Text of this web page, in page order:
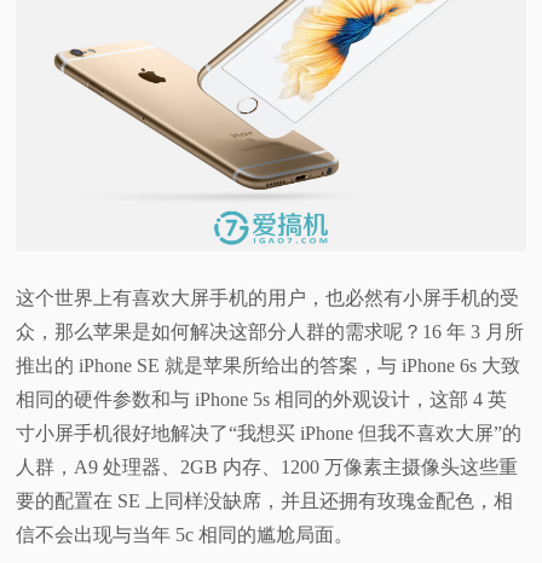
这个世界上有喜欢大屏手机的用户，也必然有小屏手机的受
众，那么苹果是如何解决这部分人群的需求呢？16 年 3 月所
推出的 iPhone SE 就是苹果所给出的答案，与 iPhone 6s 大致
相同的硬件参数和与 iPhone 5s 相同的外观设计，这部 4 英
寸小屏手机很好地解决了“我想买 iPhone 但我不喜欢大屏”的
人群，A9 处理器、2GB 内存、1200 万像素主摄像头这些重
要的配置在 SE 上同样没缺席，并且还拥有玫瑰金配色，相
信不会出现与当年 5c 相同的尴尬局面。